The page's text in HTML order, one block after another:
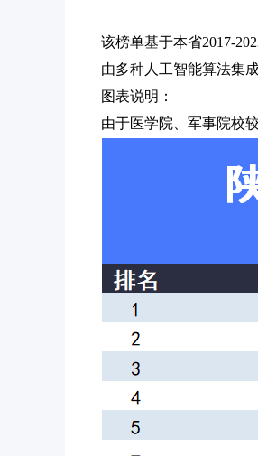
该榜单基于本省2017-
由多种人工智能算法集
图表说明：
由于医学院、军事院校